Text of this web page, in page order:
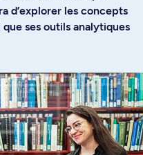
d’explorer les concepts
ses outils analytiques